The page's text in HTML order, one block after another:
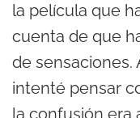
la película que
cuenta de que
de sensaciones.
intenté pensar
la confusión era